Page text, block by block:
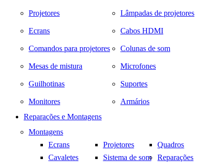
Projetores Lâmpadas de projetores
Ecrans Cabos HDMI
Comandos para projetores Colunas de som
Mesas de mistura Microfones
Guilhotinas Suportes
Monitores
Armários
Reparações e Montagens
Montagens
Ecrans
Projetores
Quadros
Cavaletes
Sistema de som
Reparações